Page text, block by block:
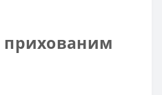
прихованим